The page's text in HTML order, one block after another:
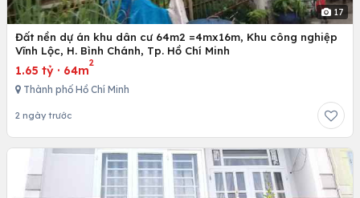
17
Đất nền dự án khu dân cư 64m2 =4mx16m, Khu công nghiệp
Vĩnh Lộc, H. Bình Chánh, Tp. Hồ Chí Minh
1.65 tỷ · 64m
2
Thành phố Hồ Chí Minh
2 ngày trước